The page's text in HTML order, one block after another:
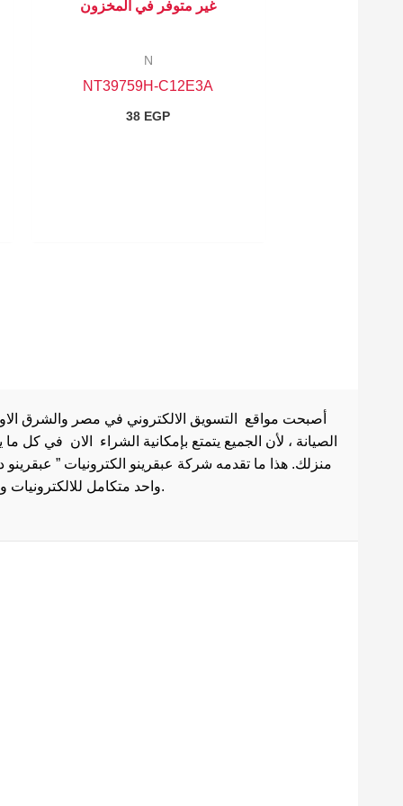
غير متوفر في المخزون
N
NT39759H-C12E3A
38 EGP
أصبحت مواقع التسويق الالكتروني في مصر والشرق
الصيانة ، لأن الجميع يتمتع بإمكانية الشراء الان في كل
منزلك. هذا ما تقدمه شركة عبقرينو الكترونيات ”
واحد متكامل للالكترونيات وادوات الصيانة . هذا ما يجعل موقع عبقرينو دوت كوم من أفضل مواقع تسوق عبر الإنترنت في مصر.